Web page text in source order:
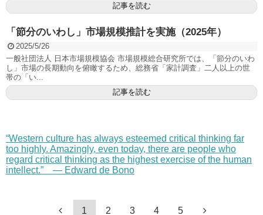
記事を読む
「節分のいわし」市場規模推計を実施（2025年）
2025/5/26
一般社団法人 日本市場規模協会 市場規模総合研究所では、「節分のいわ
し」市場の長期動向を俯瞰するため、総務省「家計調査」二人以上の世
帯の「い...
記事を読む
“Western culture has always esteemed critical thinking far
too highly. Amazingly, even today, there are people who
regard critical thinking as the highest exercise of the human
intellect.” — Edward de Bono
1 2 3 4 5